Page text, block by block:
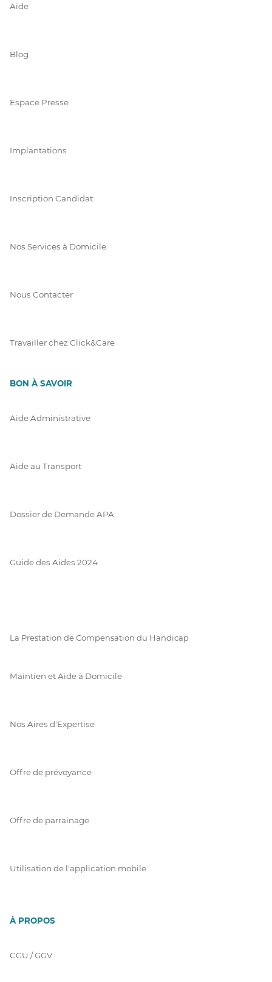
Aide
Blog
Espace Presse
Implantations
Inscription Candidat
Nos Services à Domicile
Nous Contacter
Travailler chez Click&Care
BON À SAVOIR
Aide Administrative
Aide au Transport
Dossier de Demande APA
Guide des Aides 2024
La Prestation de Compensation du Handicap
Maintien et Aide à Domicile
Nos Aires d'Expertise
Offre de prévoyance
Offre de parrainage
Utilisation de l'application mobile
À PROPOS
CGU / GGV